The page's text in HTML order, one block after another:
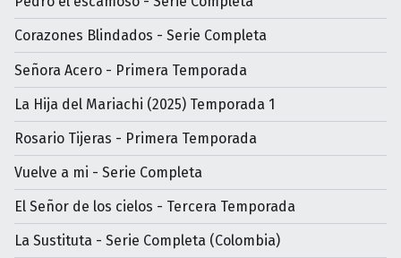
Corazones Blindados - Serie Completa
Señora Acero - Primera Temporada
La Hija del Mariachi (2025) Temporada 1
Rosario Tijeras - Primera Temporada
Vuelve a mi - Serie Completa
El Señor de los cielos - Tercera Temporada
La Sustituta - Serie Completa (Colombia)